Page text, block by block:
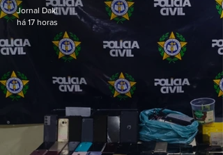
Jornal Daki
há 17 horas